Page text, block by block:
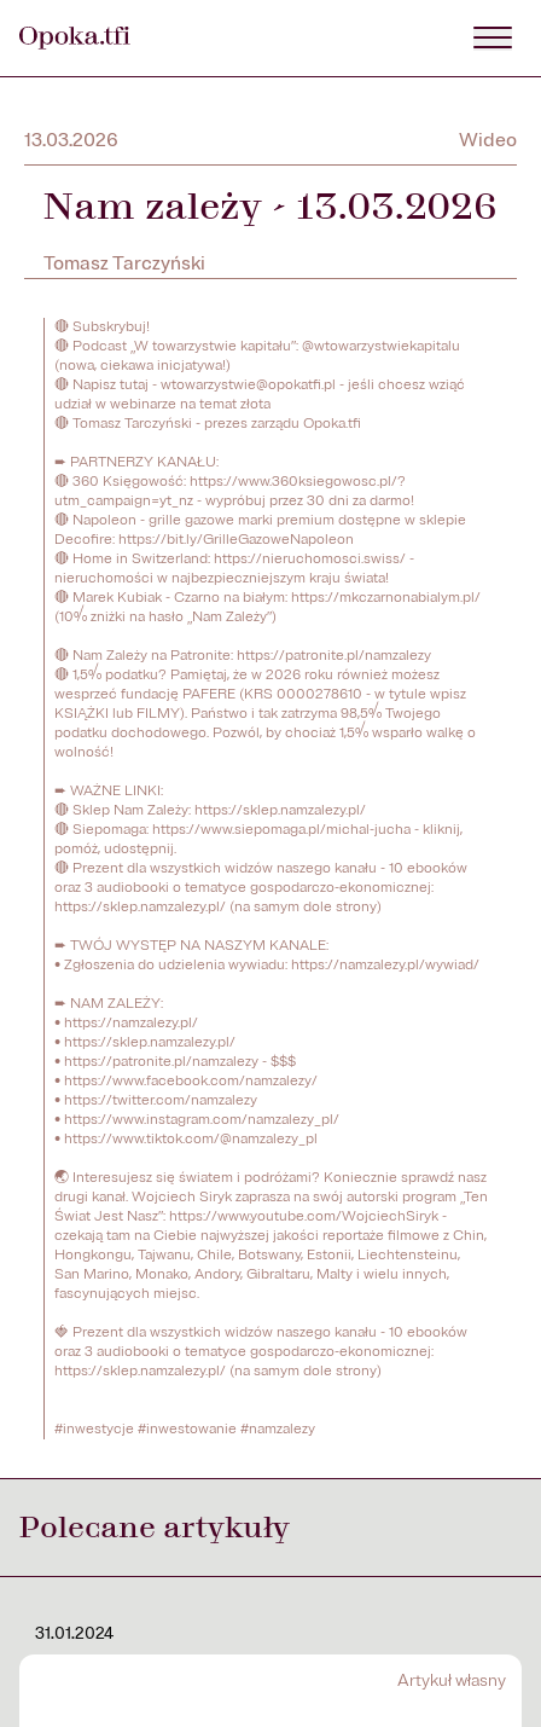
13.03.2026 Wideo
Nam zależy - 13.03.2026
Tomasz Tarczyński
🔴 Subskrybuj!
🔴 Podcast „W towarzystwie kapitału”: @wtowarzystwiekapitalu
(nowa, ciekawa inicjatywa!)
🔴 Napisz tutaj - wtowarzystwie@opokatfi.pl - jeśli chcesz wziąć
udział w webinarze na temat złota
🔴 Tomasz Tarczyński - prezes zarządu Opoka.tfi
➨ PARTNERZY KANAŁU:
🔴 360 Księgowość: https://www.360ksiegowosc.pl/?
utm_campaign=yt_nz - wypróbuj przez 30 dni za darmo!
🔴 Napoleon - grille gazowe marki premium dostępne w sklepie
Decofire: https://bit.ly/GrilleGazoweNapoleon
🔴 Home in Switzerland: https://nieruchomosci.swiss/ -
nieruchomości w najbezpieczniejszym kraju świata!
🔴 Marek Kubiak - Czarno na białym: https://mkczarnonabialym.pl/
(10% zniżki na hasło „Nam Zależy”)
🔴 Nam Zależy na Patronite: https://patronite.pl/namzalezy
🔴 1,5% podatku? Pamiętaj, że w 2026 roku również możesz
wesprzeć fundację PAFERE (KRS 0000278610 - w tytule wpisz
KSIĄŻKI lub FILMY). Państwo i tak zatrzyma 98,5% Twojego
podatku dochodowego. Pozwól, by chociaż 1,5% wsparło walkę o
wolność!
➨ WAŻNE LINKI:
🔴 Sklep Nam Zależy: https://sklep.namzalezy.pl/
🔴 Siepomaga: https://www.siepomaga.pl/michal-jucha - kliknij,
pomóż, udostępnij.
🔴 Prezent dla wszystkich widzów naszego kanału - 10 ebooków
oraz 3 audiobooki o tematyce gospodarczo-ekonomicznej:
https://sklep.namzalezy.pl/ (na samym dole strony)
➨ TWÓJ WYSTĘP NA NASZYM KANALE:
• Zgłoszenia do udzielenia wywiadu: https://namzalezy.pl/wywiad/
➨ NAM ZALEŻY:
• https://namzalezy.pl/
• https://sklep.namzalezy.pl/
• https://patronite.pl/namzalezy - $$$
• https://www.facebook.com/namzalezy/
• https://twitter.com/namzalezy
• https://www.instagram.com/namzalezy_pl/
• https://www.tiktok.com/@namzalezy_pl
🌏 Interesujesz się światem i podróżami? Koniecznie sprawdź nasz
drugi kanał. Wojciech Siryk zaprasza na swój autorski program „Ten
Świat Jest Nasz”: https://www.youtube.com/WojciechSiryk -
czekają tam na Ciebie najwyższej jakości reportaże filmowe z Chin,
Hongkongu, Tajwanu, Chile, Botswany, Estonii, Liechtensteinu,
San Marino, Monako, Andory, Gibraltaru, Malty i wielu innych,
fascynujących miejsc.
🍓 Prezent dla wszystkich widzów naszego kanału - 10 ebooków
oraz 3 audiobooki o tematyce gospodarczo-ekonomicznej:
https://sklep.namzalezy.pl/ (na samym dole strony)
#inwestycje #inwestowanie #namzalezy
Polecane artykuły
31.01.2024
Artykuł własny